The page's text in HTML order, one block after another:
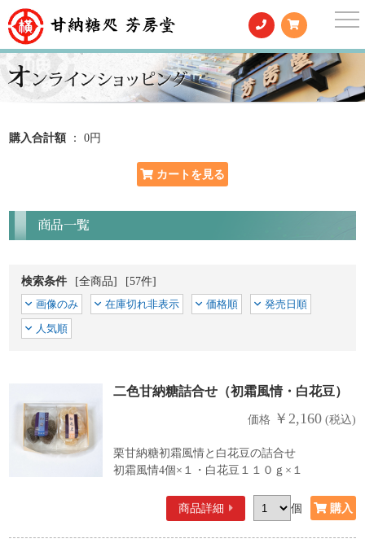
購入合計額 ： 0円
商品一覧
検索条件 [全商品]
[57件]
画像のみ
在庫切れ非表示 価格順
発売日順
人気順
二色甘納糖詰合せ（初霜風情・白花豆）
価格 ￥2,160(税込)
栗甘納糖初霜風情と白花豆の詰合せ
初霜風情4個×１・白花豆１１０ｇ×１
商品詳細 個